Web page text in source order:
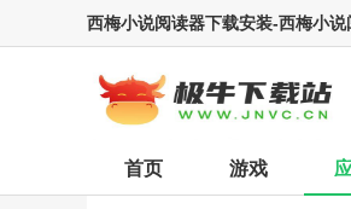
西梅小说阅读器下载安装-西梅小
首页 游戏